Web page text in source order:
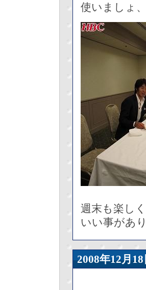
使いましょ
週末も楽し
いい事があ
2008年12